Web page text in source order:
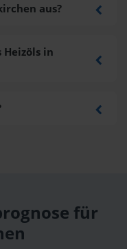
aus?
in
für